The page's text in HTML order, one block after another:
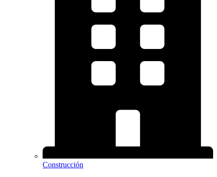
Construcción